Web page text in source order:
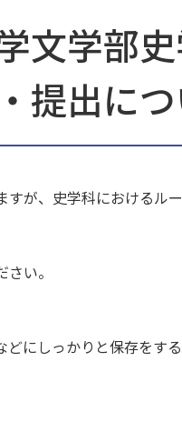
文学部
出につ
が、史学科におけるルー
い。
にしっかりと保存をす